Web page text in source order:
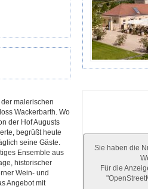
Sie haben die
Für die
malerischen
Wackerbarth. Wo
der Hof Augusts
begrüßt heute
seine Gäste.
Ensemble aus
historischer
Wein- und
Angebot mit